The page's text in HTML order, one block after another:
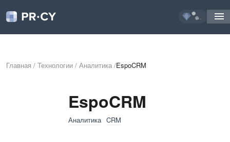
...
Главная / Технологии / Аналитика /EspoCRM
EspoCRM
Аналитика CRM